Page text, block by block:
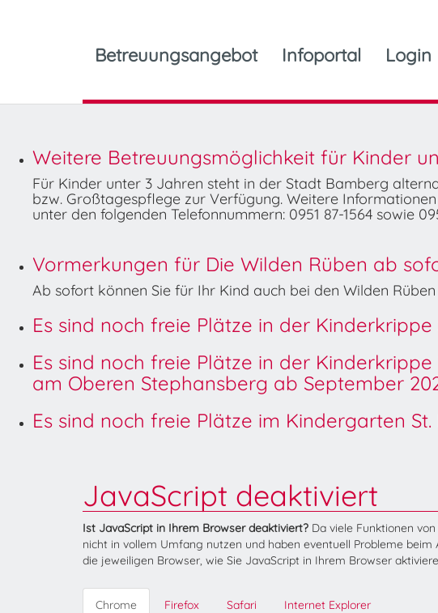
Betreuungsangebot Infoportal Login
Weitere Betreuungsmöglichkeit für Kinder
Für Kinder unter 3 Jahren steht in der Stadt Bamberg
bzw. Großtagespflege zur Verfügung. Weitere
unter den folgenden Telefonnummern: 0951 87-1564 sowie
Vormerkungen für Die Wilden Rüben ab
Ab sofort können Sie für Ihr Kind auch bei den Wilden
Es sind noch freie Plätze in der
Es sind noch freie Plätze in der
am Oberen Stephansberg ab September
Es sind noch freie Plätze im Kindergarten
JavaScript deaktiviert
Ist JavaScript in Ihrem Browser deaktiviert? Da viele Funktionen
nicht in vollem Umfang nutzen und haben eventuell Probleme
die jeweiligen Browser, wie Sie JavaScript in Ihrem Browser
Chrome Firefox Safari Internet Explorer